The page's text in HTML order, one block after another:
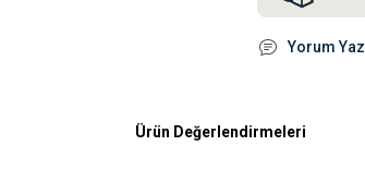
Yorum Yaz
Ürün Değerlendirmeleri